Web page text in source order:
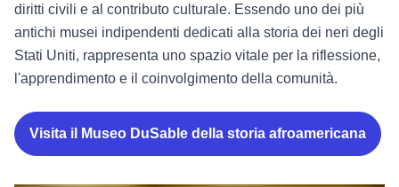
diritti civili e al contributo culturale. Essendo uno dei più
antichi musei indipendenti dedicati alla storia dei neri degli
Stati Uniti, rappresenta uno spazio vitale per la riflessione,
l'apprendimento e il coinvolgimento della comunità.
Visita il Museo DuSable della storia afroamericana